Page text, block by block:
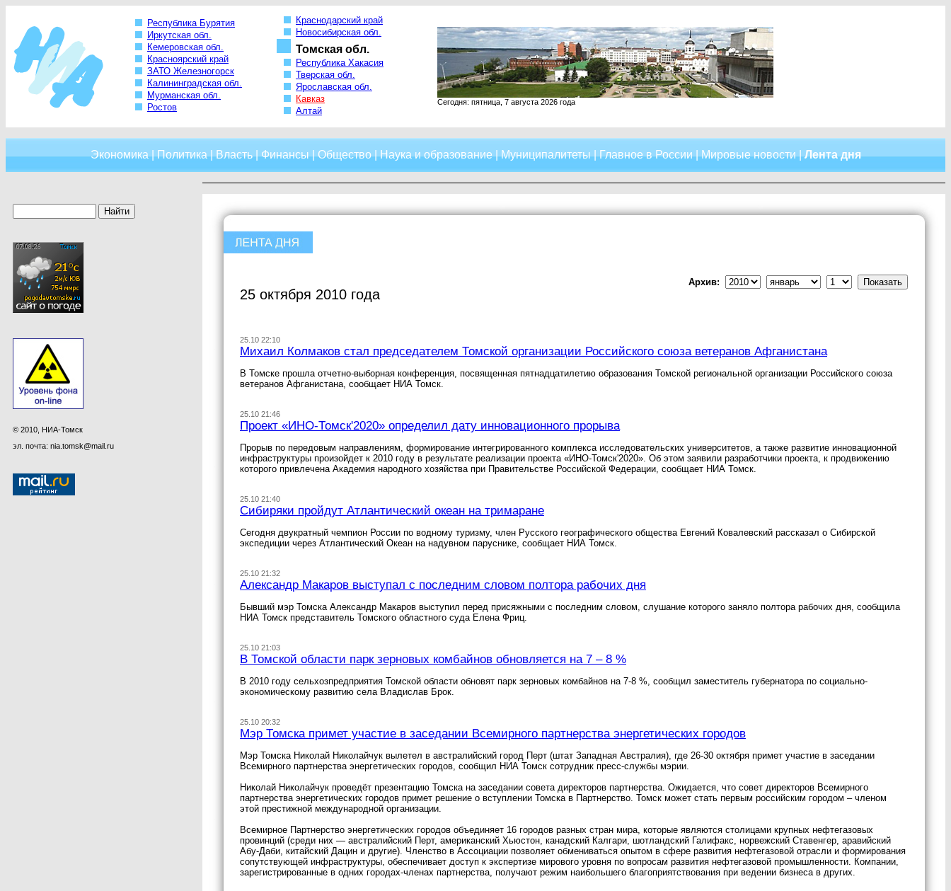
Республика Бурятия
Иркутская обл.
Кемеровская обл.
Красноярский край
ЗАТО Железногорск
Калининградская обл.
Мурманская обл.
Ростов
Краснодарский край
Новосибирская обл.
Томская обл.
Республика Хакасия
Тверская обл.
Ярославская обл.
Кавказ
Алтай
Сегодня: пятница, 7 августа 2026 года
Экономика|Политика|Власть|Финансы|Общество|Наука и образование|Муниципалитеты|Главное в России|Мировые новости|Лента дня
© 2010, НИА-Томск
эл. почта: nia.tomsk@mail.ru
25 октября 2010 года
Архив:
25.10 22:10
Михаил Колмаков стал председателем Томской организации Российского союза ветеранов Афганистана
В Томске прошла отчетно-выборная конференция, посвященная пятнадцатилетию образования Томской региональной организации Российского союза
ветеранов Афганистана, сообщает НИА Томск.
25.10 21:46
Проект «ИНО-Томск'2020» определил дату инновационного прорыва
Прорыв по передовым направлениям, формирование интегрированного комплекса исследовательских университетов, а также развитие инновационной
инфраструктуры произойдет к 2010 году в результате реализации проекта «ИНО-Томск'2020». Об этом заявили разработчики проекта, к продвижению
которого привлечена Академия народного хозяйства при Правительстве Российской Федерации, сообщает НИА Томск.
25.10 21:40
Сибиряки пройдут Атлантический океан на тримаране
Сегодня двукратный чемпион России по водному туризму, член Русского географического общества Евгений Ковалевский рассказал о Сибирской
экспедиции через Атлантический Океан на надувном паруснике, сообщает НИА Томск.
25.10 21:32
Александр Макаров выступал с последним словом полтора рабочих дня
Бывший мэр Томска Александр Макаров выступил перед присяжными с последним словом, слушание которого заняло полтора рабочих дня, сообщила
НИА Томск представитель Томского областного суда Елена Фриц.
25.10 21:03
В Томской области парк зерновых комбайнов обновляется на 7 – 8 %
В 2010 году сельхозпредприятия Томской области обновят парк зерновых комбайнов на 7-8 %, сообщил заместитель губернатора по социально-
экономическому развитию села Владислав Брок.
25.10 20:32
Мэр Томска примет участие в заседании Всемирного партнерства энергетических городов
Мэр Томска Николай Николайчук вылетел в австралийский город Перт (штат Западная Австралия), где 26-30 октября примет участие в заседании
Всемирного партнерства энергетических городов, сообщил НИА Томск сотрудник пресс-службы мэрии.
Николай Николайчук проведёт презентацию Томска на заседании совета директоров партнерства. Ожидается, что совет директоров Всемирного
партнерства энергетических городов примет решение о вступлении Томска в Партнерство. Томск может стать первым российским городом – членом
этой престижной международной организации.
Всемирное Партнерство энергетических городов объединяет 16 городов разных стран мира, которые являются столицами крупных нефтегазовых
провинций (среди них — австралийский Перт, американский Хьюстон, канадский Калгари, шотландский Галифакс, норвежский Ставенгер, аравийский
Абу-Даби, китайский Дацин и другие). Членство в Ассоциации позволяет обмениваться опытом в сфере развития нефтегазовой отрасли и формирования
сопутствующей инфраструктуры, обеспечивает доступ к экспертизе мирового уровня по вопросам развития нефтегазовой промышленности. Компании,
зарегистрированные в одних городах-членах партнерства, получают режим наибольшего благоприятствования при ведении бизнеса в других.